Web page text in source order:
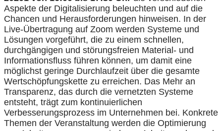
Aspekte der Digitalisierung beleuchten und auf die
Chancen und Herausforderungen hinweisen. In der
Live-Übertragung auf Zoom werden Systeme und
Lösungen vorgeführt, die zu einem schnellen,
durchgängigen und störungsfreien Material- und
Informationsfluss führen können, um damit eine
möglichst geringe Durchlaufzeit über die gesamte
Wertschöpfungskette zu erreichen. Das Mehr an
Transparenz, das durch die vernetzten Systeme
entsteht, trägt zum kontinuierlichen
Verbesserungsprozess im Unternehmen bei. Konkrete
Themen der Veranstaltung werden die Optimierung